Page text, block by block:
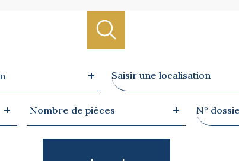
de
pièces
Nombre de pièces